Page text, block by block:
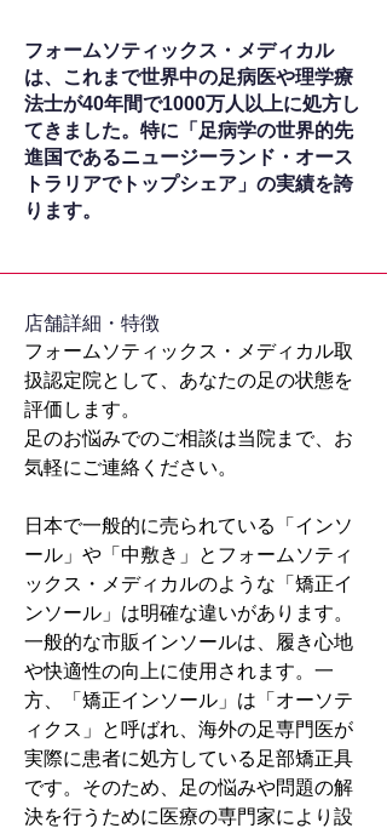
フォームソティックス・メディカル
は、これまで世界中の足病医や理学療
法士が40年間で1000万人以上に処方し
てきました。特に「足病学の世界的先
進国であるニュージーランド・オース
トラリアでトップシェア」の実績を誇
ります。
​店舗詳細・特徴
フォームソティックス・メディカル取
扱認定院として、あなたの足の状態を
評価します。
足のお悩みでのご相談は当院まで、お
気軽にご連絡ください。
日本で一般的に売られている「インソ
ール」や「中敷き」とフォームソティ
ックス・メディカルのような「矯正イ
ンソール」は明確な違いがあります。
一般的な市販インソールは、履き心地
や快適性の向上に使用されます。一
方、「矯正インソール」は「オーソテ
ィクス」と呼ばれ、海外の足専門医が
実際に患者に処方している足部矯正具
です。そのため、足の悩みや問題の解
決を行うために医療の専門家により設